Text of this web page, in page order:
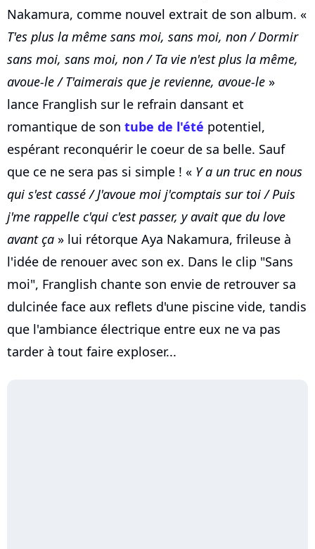
Nakamura, comme nouvel extrait de son album. «
T'es plus la même sans moi, sans moi, non / Dormir
sans moi, sans moi, non / Ta vie n'est plus la même,
avoue-le / T'aimerais que je revienne, avoue-le »
lance Franglish sur le refrain dansant et
romantique de son tube de l'été potentiel,
espérant reconquérir le coeur de sa belle. Sauf
que ce ne sera pas si simple ! « Y a un truc en nous
qui s'est cassé / J'avoue moi j'comptais sur toi / Puis
j'me rappelle c'qui c'est passer, y avait que du love
avant ça » lui rétorque Aya Nakamura, frileuse à
l'idée de renouer avec son ex. Dans le clip "Sans
moi", Franglish chante son envie de retrouver sa
dulcinée face aux reflets d'une piscine vide, tandis
que l'ambiance électrique entre eux ne va pas
tarder à tout faire exploser...